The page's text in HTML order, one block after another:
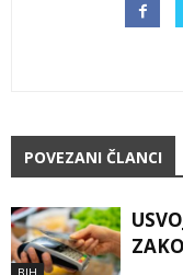
POVEZANI ČLANCI